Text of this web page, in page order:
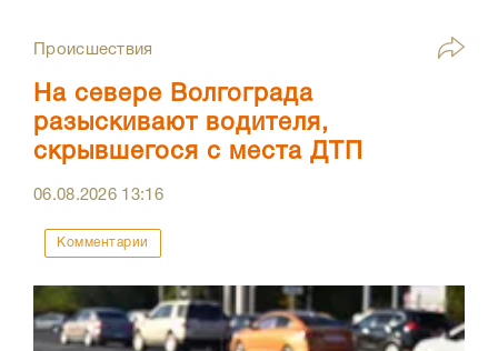
Происшествия
На севере Волгограда
разыскивают водителя,
скрывшегося с места ДТП
06.08.2026 13:16
Комментарии